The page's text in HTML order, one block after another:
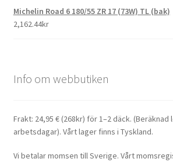
Michelin Road 6 180/55 ZR 17 (73W) TL (bak)
2,162.44kr
Info om webbutiken
Frakt: 24,95 € (268kr) för 1–2 däck. (Beräknad
arbetsdagar). Vårt lager finns i Tyskland.
Vi betalar momsen till Sverige. Vårt